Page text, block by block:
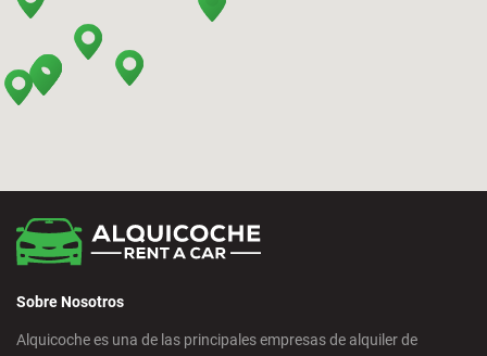
Bilbao - Deusto
Calpe - Ciudad
Castelldefels - Ciudad
Sobre Nosotros
Alquicoche es una de las principales empresas de alquiler de